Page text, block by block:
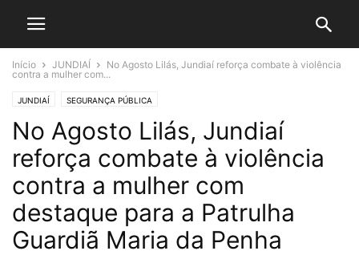
Início JUNDIAÍ
No Agosto Lilás, Jundiaí reforça combate à violência
contra a mulher com...
JUNDIAÍ SEGURANÇA PÚBLICA
No Agosto Lilás, Jundiaí
reforça combate à violência
contra a mulher com
destaque para a Patrulha
Guardiã Maria da Penha